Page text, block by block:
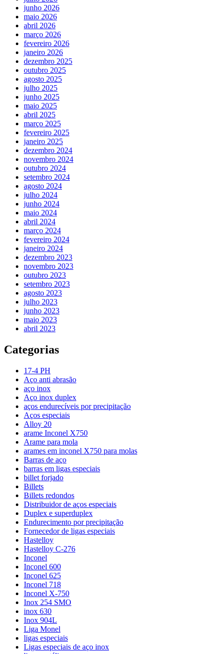
junho 2026
maio 2026
abril 2026
março 2026
fevereiro 2026
janeiro 2026
dezembro 2025
outubro 2025
agosto 2025
julho 2025
junho 2025
maio 2025
abril 2025
março 2025
fevereiro 2025
janeiro 2025
dezembro 2024
novembro 2024
outubro 2024
setembro 2024
agosto 2024
julho 2024
junho 2024
maio 2024
abril 2024
março 2024
fevereiro 2024
janeiro 2024
dezembro 2023
novembro 2023
outubro 2023
setembro 2023
agosto 2023
julho 2023
junho 2023
maio 2023
abril 2023
Categorias
17-4 PH
Aço anti abrasão
aço inox
Aço inox duplex
aços endurecíveis por precipitação
Aços especiais
Alloy 20
arame Inconel X750
Arame para mola
arames em inconel X750 para molas
Barras de aço
barras em ligas especiais
billet forjado
Billets
Billets redondos
Distribuidor de aços especiais
Duplex e superduplex
Endurecimento por precipitação
Fornecedor de ligas especiais
Hastelloy
Hastelloy C-276
Inconel
Inconel 600
Inconel 625
Inconel 718
Inconel X-750
Inox 254 SMO
inox 630
Inox 904L
Liga Monel
ligas especiais
Ligas especiais de aço inox